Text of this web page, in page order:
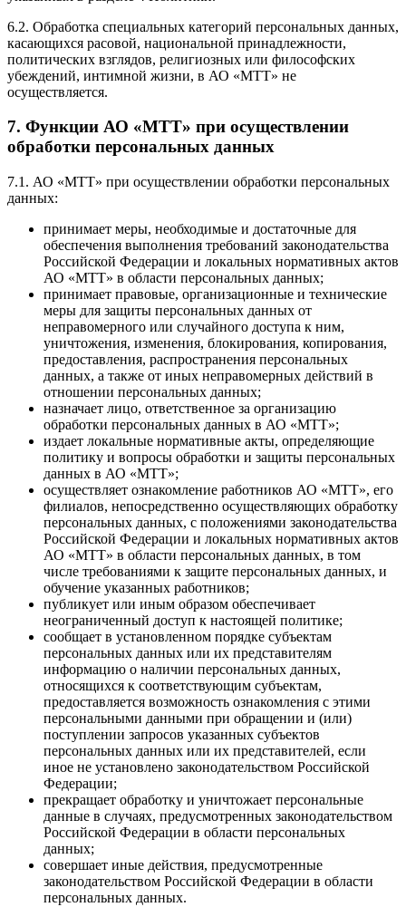
6.2. Обработка специальных категорий персональных данных,
касающихся расовой, национальной принадлежности,
политических взглядов, религиозных или философских
убеждений, интимной жизни, в АО «МТТ» не
осуществляется.
7. Функции АО «МТТ» при осуществлении
обработки персональных данных
7.1. АО «МТТ» при осуществлении обработки персональных
данных:
принимает меры, необходимые и достаточные для
обеспечения выполнения требований законодательства
Российской Федерации и локальных нормативных актов
АО «МТТ» в области персональных данных;
принимает правовые, организационные и технические
меры для защиты персональных данных от
неправомерного или случайного доступа к ним,
уничтожения, изменения, блокирования, копирования,
предоставления, распространения персональных
данных, а также от иных неправомерных действий в
отношении персональных данных;
назначает лицо, ответственное за организацию
обработки персональных данных в АО «МТТ»;
издает локальные нормативные акты, определяющие
политику и вопросы обработки и защиты персональных
данных в АО «МТТ»;
осуществляет ознакомление работников АО «МТТ», его
филиалов, непосредственно осуществляющих обработку
персональных данных, с положениями законодательства
Российской Федерации и локальных нормативных актов
АО «МТТ» в области персональных данных, в том
числе требованиями к защите персональных данных, и
обучение указанных работников;
публикует или иным образом обеспечивает
неограниченный доступ к настоящей политике;
сообщает в установленном порядке субъектам
персональных данных или их представителям
информацию о наличии персональных данных,
относящихся к соответствующим субъектам,
предоставляется возможность ознакомления с этими
персональными данными при обращении и (или)
поступлении запросов указанных субъектов
персональных данных или их представителей, если
иное не установлено законодательством Российской
Федерации;
прекращает обработку и уничтожает персональные
данные в случаях, предусмотренных законодательством
Российской Федерации в области персональных
данных;
совершает иные действия, предусмотренные
законодательством Российской Федерации в области
персональных данных.